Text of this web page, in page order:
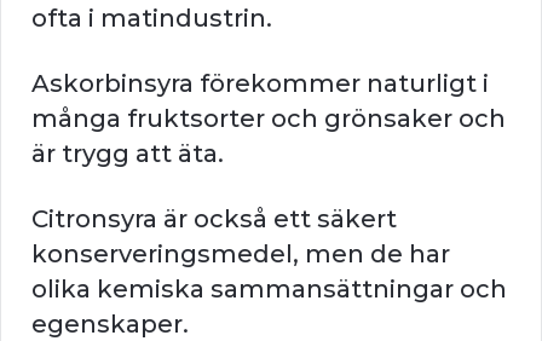
ofta i matindustrin.
Askorbinsyra förekommer naturligt i
många fruktsorter och grönsaker och
är trygg att äta.
Citronsyra är också ett säkert
konserveringsmedel, men de har
olika kemiska sammansättningar och
egenskaper.